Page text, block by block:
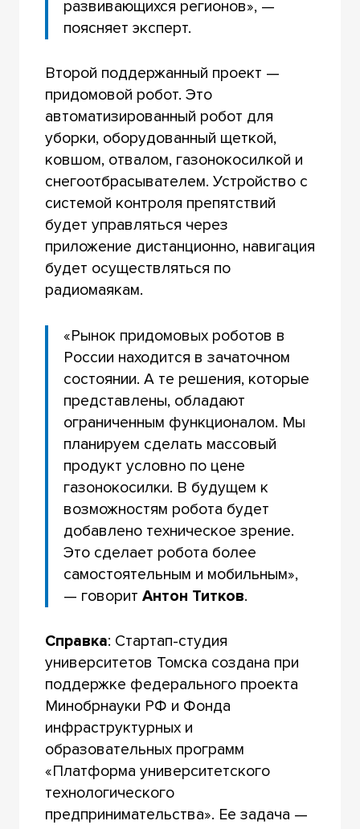
развивающихся регионов», —
поясняет эксперт.
Второй поддержанный проект —
придомовой робот. Это
автоматизированный робот для
уборки, оборудованный щеткой,
ковшом, отвалом, газонокосилкой и
снегоотбрасывателем. Устройство с
системой контроля препятствий
будет управляться через
приложение дистанционно, навигация
будет осуществляться по
радиомаякам.
«Рынок придомовых роботов в
России находится в зачаточном
состоянии. А те решения, которые
представлены, обладают
ограниченным функционалом. Мы
планируем сделать массовый
продукт условно по цене
газонокосилки. В будущем к
возможностям робота будет
добавлено техническое зрение.
Это сделает робота более
самостоятельным и мобильным»,
— говоритАнтон Титков.
Справка: Стартап-студия
университетов Томска создана при
поддержке федерального проекта
Минобрнауки РФ и Фонда
инфраструктурных и
образовательных программ
«Платформа университетского
технологического
предпринимательства». Ее задача —